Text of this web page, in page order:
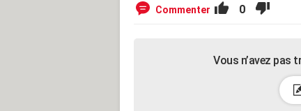
Commenter 0
Vous n’avez pas